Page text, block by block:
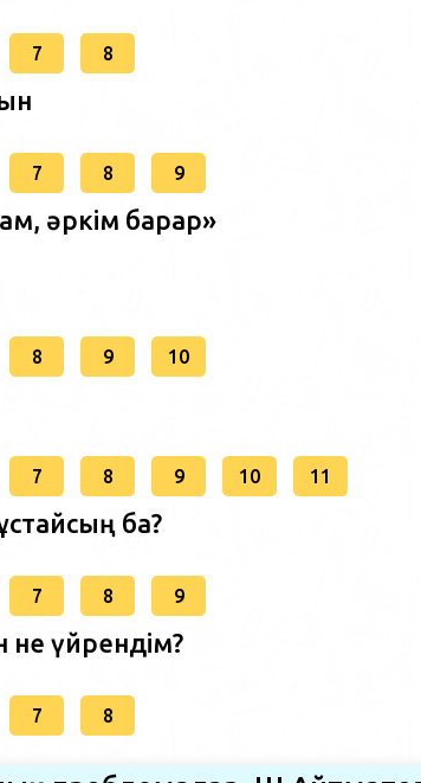
7 8
7 8 9
әркім барар»
8 9 10
7 8 9 10 11
ба?
7 8 9
не үйрендім?
7 8